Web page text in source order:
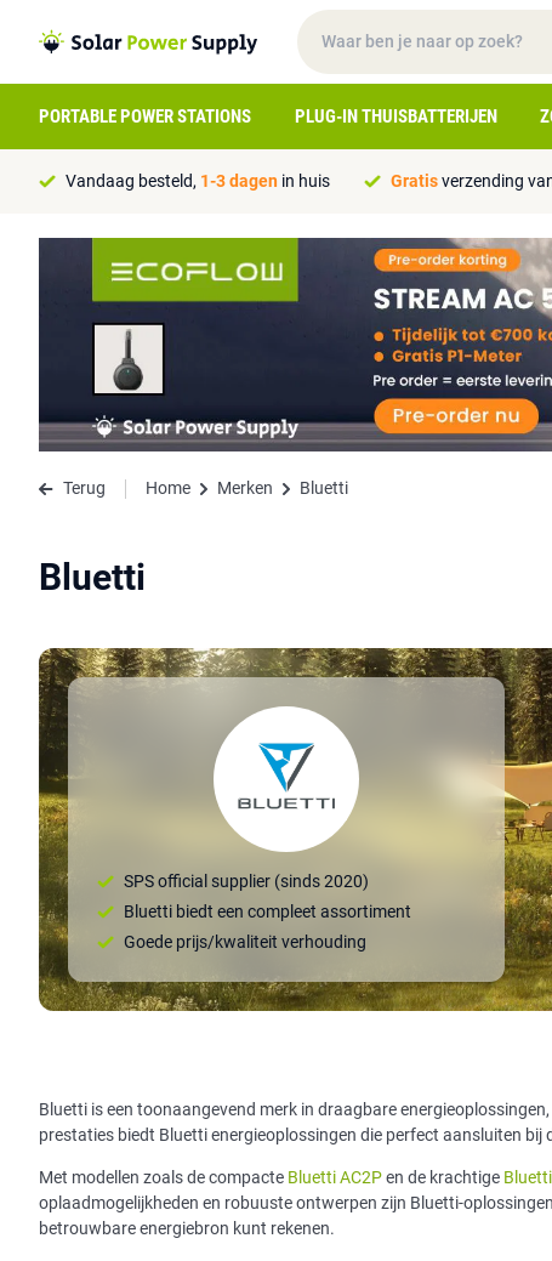
PORTABLE POWER STATIONS PLUG-IN THUISBATTERIJEN
Vandaag besteld, 1-3 dagen in huis Gratisverzending
Terug Home Merken Bluetti
Bluetti
SPS official supplier (sinds 2020)
Bluetti biedt een compleet assortiment
Goede prijs/kwaliteit verhouding
Bluetti is een toonaangevend merk in draagbare
prestaties biedt Bluetti energieoplossingen die perfect aansluiten
Met modellen zoals de compacte Bluetti AC2Pen de krachtige
oplaadmogelijkheden en robuuste ontwerpen zijn Bluetti-
betrouwbare energiebron kunt rekenen.